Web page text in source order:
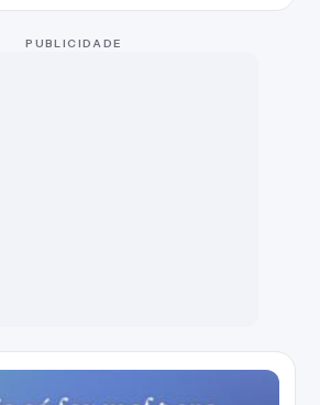
PUBLICIDADE